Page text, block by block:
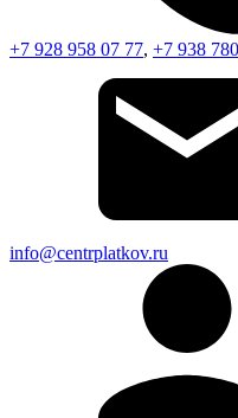
+7 928 958 07 77, +7 938
info@centrplatkov.ru